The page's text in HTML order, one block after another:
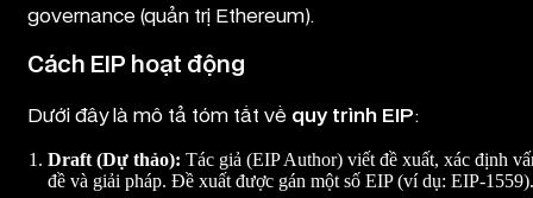
governance (quản trị Ethereum).
Cách EIP hoạt động
Dưới đây là mô tả tóm tắt về quy trình EIP:
Draft (Dự thảo): Tác giả (EIP Author) viết đề xuất, xác định
đề và giải pháp. Đề xuất được gán một số EIP (ví dụ: EIP-1559).